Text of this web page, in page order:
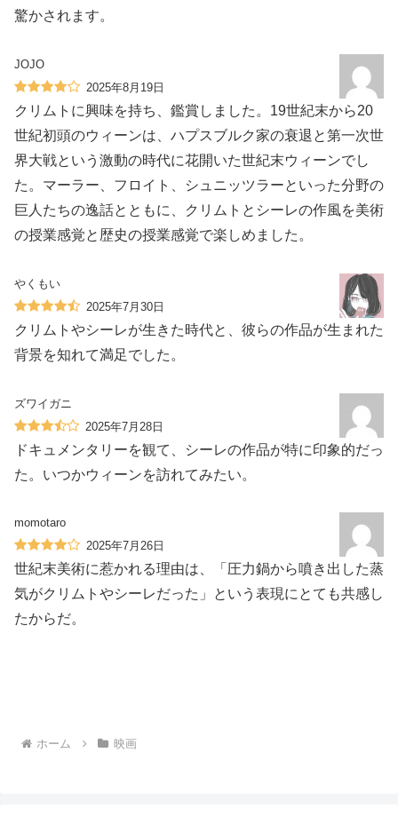
驚かされます。
JOJO
2025年8月19日
クリムトに興味を持ち、鑑賞しました。19世紀末から20
世紀初頭のウィーンは、ハプスブルク家の衰退と第一次世
界大戦という激動の時代に花開いた世紀末ウィーンでし
た。マーラー、フロイト、シュニッツラーといった分野の
巨人たちの逸話とともに、クリムトとシーレの作風を美術
の授業感覚と歴史の授業感覚で楽しめました。
やくもい
2025年7月30日
クリムトやシーレが生きた時代と、彼らの作品が生まれた
背景を知れて満足でした。
ズワイガニ
2025年7月28日
ドキュメンタリーを観て、シーレの作品が特に印象的だっ
た。いつかウィーンを訪れてみたい。
momotaro
2025年7月26日
世紀末美術に惹かれる理由は、「圧力鍋から噴き出した蒸
気がクリムトやシーレだった」という表現にとても共感し
たからだ。
ホーム 映画